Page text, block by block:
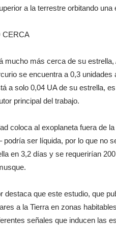
a la terrestre orbitando
CERCA
mucho más cerca de su
se encuentra a 0,3
a solo 0,04 UA de su estrella,
principal del trabajo.
coloca al exoplaneta fuera de
podría ser líquida, por lo que no
en 3,2 días y se requerirían
destaca que este estudio, que
a la Tierra en zonas
señales que inducen las